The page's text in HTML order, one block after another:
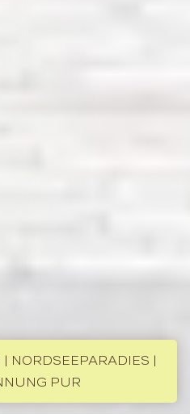
NORDSEEPARADIES |
PUR